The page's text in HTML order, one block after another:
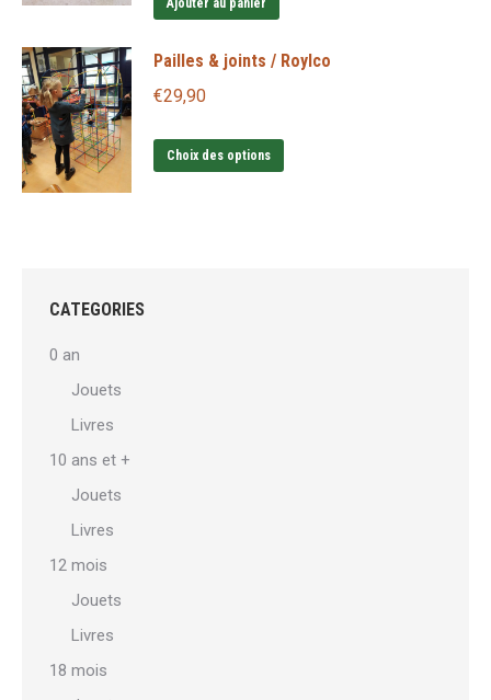
Ajouter au panier
Pailles & joints / Roylco
€29,90
Choix des options
CATEGORIES
0 an
Jouets
Livres
10 ans et +
Jouets
Livres
12 mois
Jouets
Livres
18 mois